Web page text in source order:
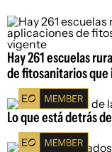
Hay 261 escuelas
de fitosanitarios
Lo que está detrás